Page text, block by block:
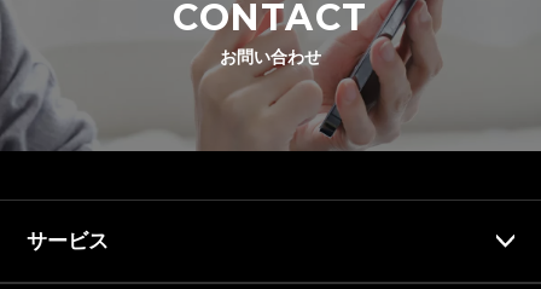
CONTACT
お問い合わせ
サービス